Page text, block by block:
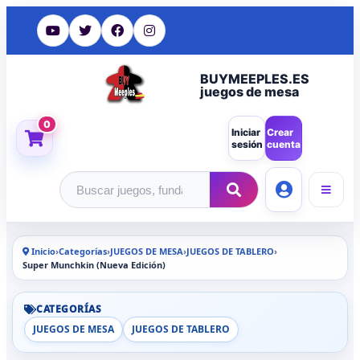
BUYMEEPLES.ES
juegos de mesa
0
Iniciar
sesión
Crear
cuenta
Buscar productos
Inicio›Categorías›JUEGOS DE MESA›JUEGOS DE TABLERO›
Super Munchkin (Nueva Edición)
CATEGORÍAS
JUEGOS DE MESA
JUEGOS DE TABLERO